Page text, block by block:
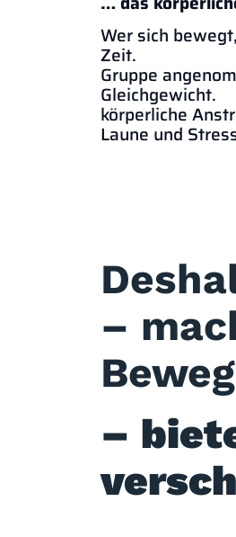
Wer sich
Gruppe
körperliche
Laune und
–
–